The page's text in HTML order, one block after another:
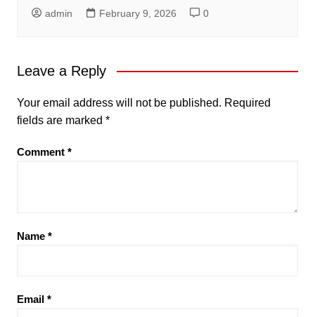
admin February 9, 2026 0
Leave a Reply
Your email address will not be published. Required
fields are marked *
Comment *
Name *
Email *